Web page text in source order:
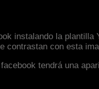
instalando la
contrastan con esta
tendrá una